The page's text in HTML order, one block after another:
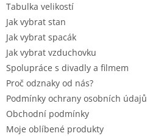
Tabulka velikostí
Jak vybrat stan
Jak vybrat spacák
Jak vybrat vzduchovku
Spolupráce s divadly a filmem
Proč odznaky od nás?
Podmínky ochrany osobních údajů
Obchodní podmínky
Moje oblíbené produkty